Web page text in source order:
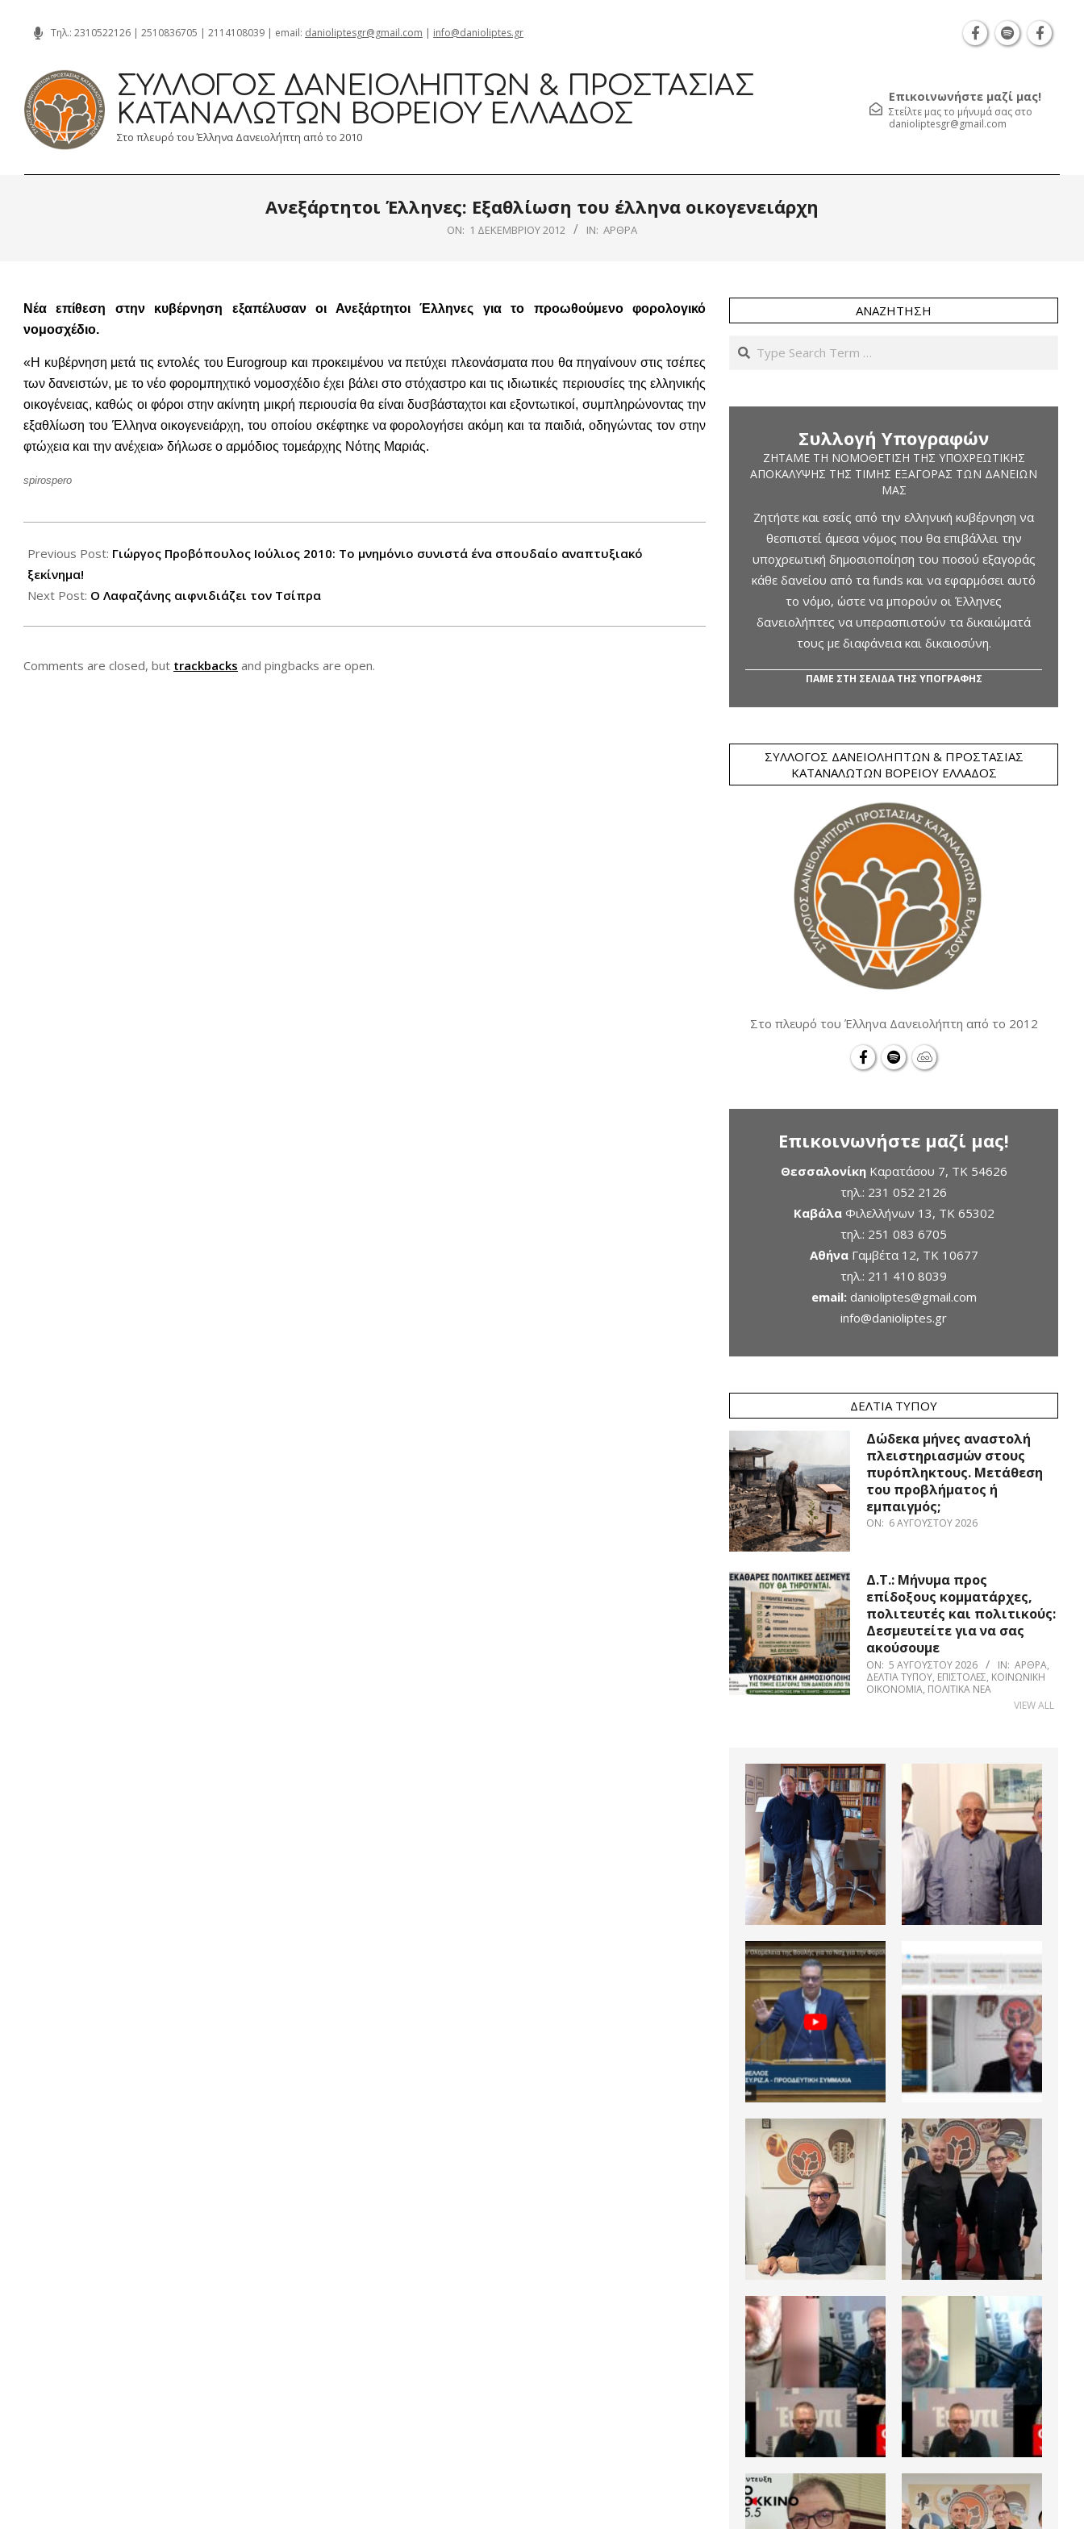
content
Τηλ.: 2310522126 | 2510836705 | 2114108039 | email: danioliptesgr@gmail.com | info@danioliptes.gr
ΣΎΛΛΟΓΟΣ ΔΑΝΕΙΟΛΗΠΤΏΝ & ΠΡΟΣΤΑΣΊΑΣ
ΚΑΤΑΝΑΛΩΤΏΝ ΒΟΡΕΊΟΥ ΕΛΛΆΔΟΣ
Στο πλευρό του Έλληνα Δανειολήπτη από το 2010
Επικοινωνήστε μαζί μας!
Στείλτε μας το μήνυμά σας στο
danioliptesgr@gmail.com
Ανεξάρτητοι Έλληνες: Εξαθλίωση του έλληνα οικογενειάρχη
ON: 1 ΔΕΚΕΜΒΡΊΟΥ 2012 IN: ΆΡΘΡΑ
Νέα επίθεση στην κυβέρνηση εξαπέλυσαν οι Ανεξάρτητοι Έλληνες για το προωθούμενο φορολογικό
νομοσχέδιο.
«Η κυβέρνηση μετά τις εντολές του Eurogroup και προκειμένου να πετύχει πλεονάσματα που θα πηγαίνουν στις τσέπες
των δανειστών, με το νέο φορομπηχτικό νομοσχέδιο έχει βάλει στο στόχαστρο και τις ιδιωτικές περιουσίες της ελληνικής
οικογένειας, καθώς οι φόροι στην ακίνητη μικρή περιουσία θα είναι δυσβάσταχτοι και εξοντωτικοί, συμπληρώνοντας την
εξαθλίωση του Έλληνα οικογενειάρχη, του οποίου σκέφτηκε να φορολογήσει ακόμη και τα παιδιά, οδηγώντας τον στην
φτώχεια και την ανέχεια» δήλωσε ο αρμόδιος τομεάρχης Νότης Μαριάς.
spirospero
12-
01
Previous Post: Γιώργος Προβόπουλος Ιούλιος 2010: Το μνημόνιο συνιστά ένα σπουδαίο αναπτυξιακό
ξεκίνημα!
Next Post: Ο Λαφαζάνης αιφνιδιάζει τον Τσίπρα
Comments are closed, but trackbacks and pingbacks are open.
ΑΝΑΖΉΤΗΣΗ
Search
Συλλογή Υπογραφών
ΖΗΤΆΜΕ ΤΗ ΝΟΜΟΘΈΤΙΣΗ ΤΗΣ ΥΠΟΧΡΕΩΤΙΚΉΣ
ΑΠΟΚΆΛΥΨΗΣ ΤΗΣ ΤΙΜΉΣ ΕΞΑΓΟΡΆΣ ΤΩΝ ΔΑΝΕΊΩΝ
ΜΑΣ
Ζητήστε και εσείς από την ελληνική κυβέρνηση να
θεσπιστεί άμεσα νόμος που θα επιβάλλει την
υποχρεωτική δημοσιοποίηση του ποσού εξαγοράς
κάθε δανείου από τα funds και να εφαρμόσει αυτό
το νόμο, ώστε να μπορούν οι Έλληνες
δανειολήπτες να υπερασπιστούν τα δικαιώματά
τους με διαφάνεια και δικαιοσύνη.
ΠΑΜΕ ΣΤΗ ΣΕΛΙΔΑ ΤΗΣ ΥΠΟΓΡΑΦΗΣ
ΣΎΛΛΟΓΟΣ ΔΑΝΕΙΟΛΗΠΤΏΝ & ΠΡΟΣΤΑΣΊΑΣ
ΚΑΤΑΝΑΛΩΤΏΝ ΒΟΡΕΊΟΥ ΕΛΛΆΔΟΣ
Στο πλευρό του Έλληνα Δανειολήπτη από το 2012
Επικοινωνήστε μαζί μας!
ΘεσσαλονίκηΚαρατάσου 7, TK 54626
τηλ.: 231 052 2126
ΚαβάλαΦιλελλήνων 13, ΤΚ 65302
τηλ.: 251 083 6705
ΑθήναΓαμβέτα 12, ΤΚ 10677
τηλ.: 211 410 8039
email: danioliptes@gmail.com
info@danioliptes.gr
ΔΕΛΤΊΑ ΤΎΠΟΥ
Δώδεκα μήνες αναστολή
πλειστηριασμών στους
πυρόπληκτους. Μετάθεση
του προβλήματος ή
εμπαιγμός;
ON: 6 ΑΥΓΟΎΣΤΟΥ 2026
Δ.Τ.: Μήνυμα προς
επίδοξους κομματάρχες,
πολιτευτές και πολιτικούς:
Δεσμευτείτε για να σας
ακούσουμε
ON: 5 ΑΥΓΟΎΣΤΟΥ 2026 IN: ΆΡΘΡΑ,
ΔΕΛΤΊΑ ΤΎΠΟΥ, ΕΠΙΣΤΟΛΈΣ, ΚΟΙΝΩΝΙΚΉ
ΟΙΚΟΝΟΜΊΑ, ΠΟΛΙΤΙΚΆ ΝΈΑ
VIEW ALL